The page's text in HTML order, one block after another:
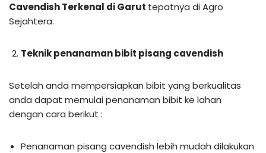
Cavendish Terkenal di Garut tepatnya di Agro
Sejahtera.
Teknik penanaman bibit pisang cavendish
Setelah anda mempersiapkan bibit yang berkualitas
anda dapat memulai penanaman bibit ke lahan
dengan cara berikut :
Penanaman pisang cavendish lebih mudah dilakukan